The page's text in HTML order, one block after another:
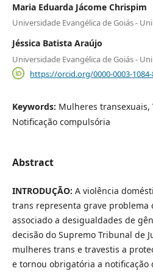
Maria Eduarda Jácome Chrispim
Universidade Evangélica de Goiás -
Jéssica Batista Araújo
Universidade Evangélica de Goiás -
https://orcid.org/0000-0003-
Keywords: Mulheres transexuais,
Notificação compulsória
Abstract
INTRODUÇÃO: A violência
trans representa grave problema
associado a desigualdades de
decisão do Supremo Tribunal de
mulheres trans e travestis a
e tornou obrigatória a notificação